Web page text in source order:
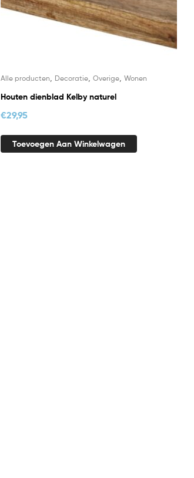
Alle producten Decoratie Overige Wonen
Houten dienblad Kelby naturel
€29,95
Toevoegen Aan Winkelwagen